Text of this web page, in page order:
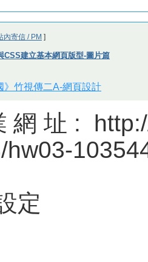
內寄信 / PM ]
CSS建立基本網頁版型-圖片篇
》竹視傳二A-網頁設計
址: http://
hw03-
定